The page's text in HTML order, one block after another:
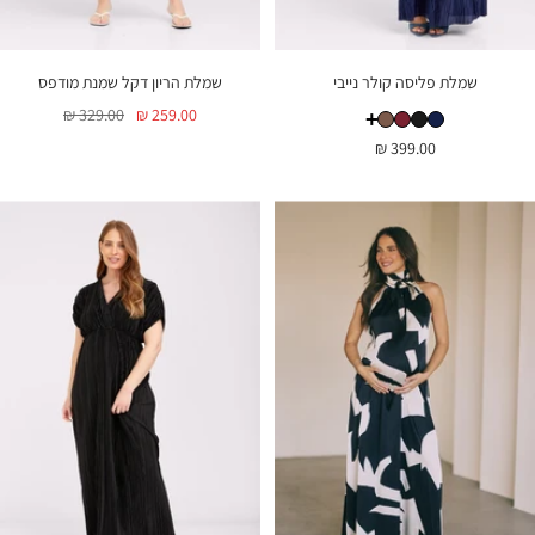
שמלת פליסה קולר נייבי
שמלת פליסה קולר נייבישמלת פליסה קולר שחורשמלת פליסה קולר בורגונדי
שמלת פליסה קולר חום+שמלת
נייבי
מחיר
399.00 ₪
שמלת הריון דקל שמנת מודפס
מחיר
259.00 ₪
מחיר
329.00 ₪